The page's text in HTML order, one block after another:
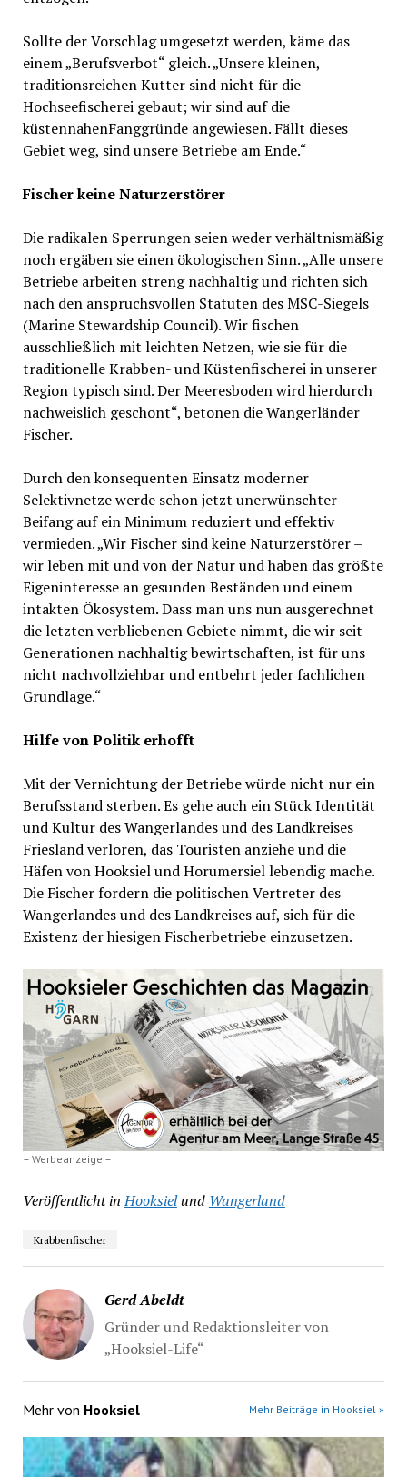
Sollte der Vorschlag umgesetzt werden, käme das
einem „Berufsverbot“ gleich. „Unsere kleinen,
traditionsreichen Kutter sind nicht für die
Hochseefischerei gebaut; wir sind auf die
küstennahenFanggründe angewiesen. Fällt dieses
Gebiet weg, sind unsere Betriebe am Ende.“
Fischer keine Naturzerstörer
Die radikalen Sperrungen seien weder verhältnismäßig
noch ergäben sie einen ökologischen Sinn. „Alle unsere
Betriebe arbeiten streng nachhaltig und richten sich
nach den anspruchsvollen Statuten des MSC-Siegels
(Marine Stewardship Council). Wir fischen
ausschließlich mit leichten Netzen, wie sie für die
traditionelle Krabben- und Küstenfischerei in unserer
Region typisch sind. Der Meeresboden wird hierdurch
nachweislich geschont“, betonen die Wangerländer
Fischer.
Durch den konsequenten Einsatz moderner
Selektivnetze werde schon jetzt unerwünschter
Beifang auf ein Minimum reduziert und effektiv
vermieden. „Wir Fischer sind keine Naturzerstörer –
wir leben mit und von der Natur und haben das größte
Eigeninteresse an gesunden Beständen und einem
intakten Ökosystem. Dass man uns nun ausgerechnet
die letzten verbliebenen Gebiete nimmt, die wir seit
Generationen nachhaltig bewirtschaften, ist für uns
nicht nachvollziehbar und entbehrt jeder fachlichen
Grundlage.“
Hilfe von Politik erhofft
Mit der Vernichtung der Betriebe würde nicht nur ein
Berufsstand sterben. Es gehe auch ein Stück Identität
und Kultur des Wangerlandes und des Landkreises
Friesland verloren, das Touristen anziehe und die
Häfen von Hooksiel und Horumersiel lebendig mache.
Die Fischer fordern die politischen Vertreter des
Wangerlandes und des Landkreises auf, sich für die
Existenz der hiesigen Fischerbetriebe einzusetzen.
– Werbeanzeige –
Veröffentlicht in Hooksielund Wangerland
Krabbenfischer
Gerd Abeldt
Gründer und Redaktionsleiter von
„Hooksiel-Life“
Mehr von Hooksiel Mehr Beiträge in Hooksiel »